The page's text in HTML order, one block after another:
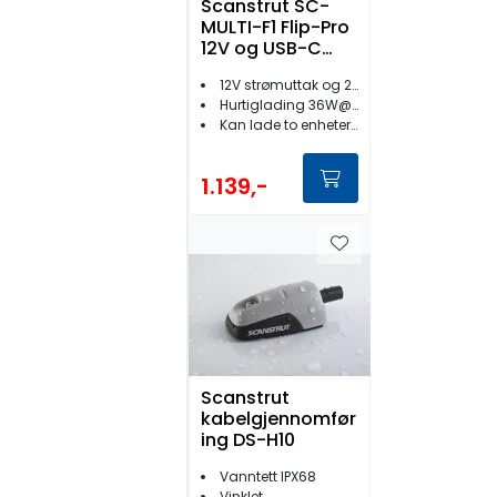
Scanstrut SC-
MULTI-F1 Flip-Pro
12V og USB-C
12V strømuttak og 2xUSB-C
Hurtiglading 36W@12V/60W@24V
Kan lade to enheter samtidig
1.139,-
Scanstrut
kabelgjennomfør
ing DS-H10
Vanntett IPX68